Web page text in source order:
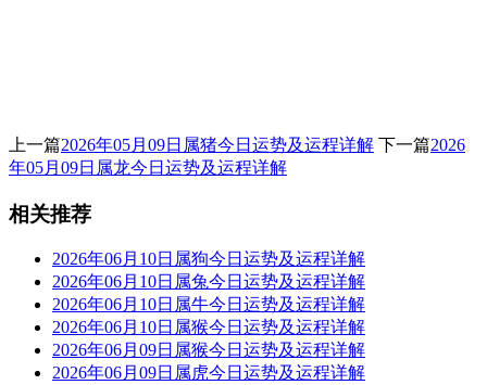
上一篇2026年05月09日属猪今日运势及运程详解 下一篇2026
年05月09日属龙今日运势及运程详解
相关推荐
2026年06月10日属狗今日运势及运程详解
2026年06月10日属兔今日运势及运程详解
2026年06月10日属牛今日运势及运程详解
2026年06月10日属猴今日运势及运程详解
2026年06月09日属猴今日运势及运程详解
2026年06月09日属虎今日运势及运程详解